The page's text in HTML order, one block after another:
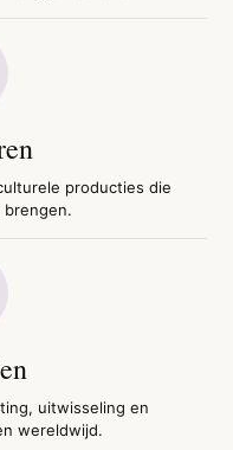
producties die
uitwisseling en
wereldwijd.